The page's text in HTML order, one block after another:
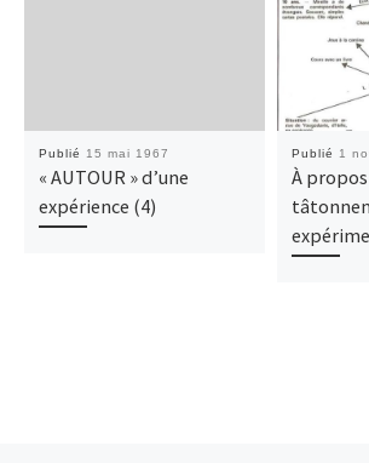
Publié 15 mai 1967
« AUTOUR » d’une
expérience (4)
Publié 1
À